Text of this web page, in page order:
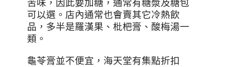
苦味，因此要加糖，通常有糖漿及糖包
可以選。店內通常也會賣其它冷熱飲
品，多半是羅漢果、枇杷膏、酸梅湯一
類。
龜苓膏並不便宜，海天堂有集點折扣